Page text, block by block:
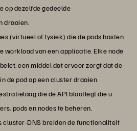
op dezelfde gedeelde
draaien.
(virtueel of fysiek) die de pods hosten
workload van een applicatie. Elke node
een middel dat ervoor zorgt dat de
de pod op een cluster draaien.
die de API blootlegt die u
pods en nodes te beheren.
cluster-DNS breiden de functionaliteit